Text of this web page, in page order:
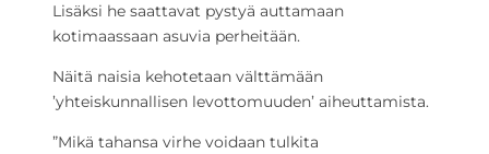
Lisäksi he saattavat pystyä auttamaan
kotimaassaan asuvia perheitään.
Näitä naisia kehotetaan välttämään
’yhteiskunnallisen levottomuuden’ aiheuttamista.
”Mikä tahansa virhe voidaan tulkita